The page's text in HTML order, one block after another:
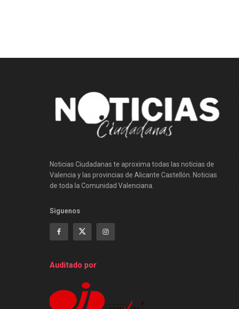
Noticias Ciudadanas te aproxima todas las noticias de
Valencia y las provincias de Alicante Castellón. Noticias
de toda la Comunidad Valenciana.
Siguenos
Auditado por